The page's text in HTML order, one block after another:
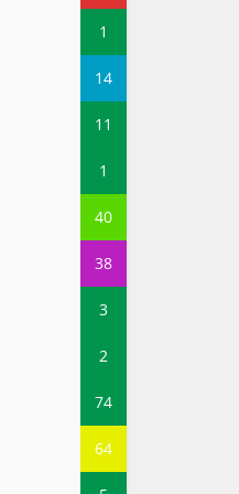
1
14
11
1
40
38
3
2
74
64